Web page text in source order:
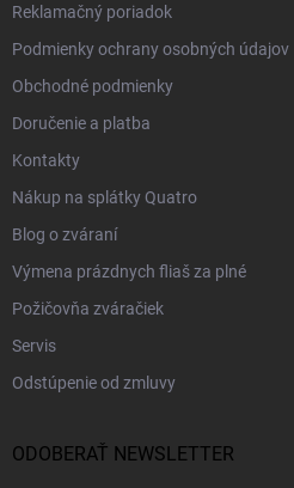
Reklamačný poriadok
Podmienky ochrany osobných údajov
Obchodné podmienky
Doručenie a platba
Kontakty
Nákup na splátky Quatro
Blog o zváraní
Výmena prázdnych fliaš za plné
Požičovňa zváračiek
Servis
Odstúpenie od zmluvy
ODOBERAŤ NEWSLETTER